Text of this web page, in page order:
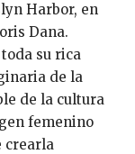
Harbor, en
Dana.
su rica
de la
de la cultura
femenino
crearla